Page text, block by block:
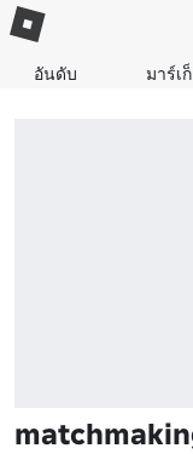
อันดับ มาร์เ